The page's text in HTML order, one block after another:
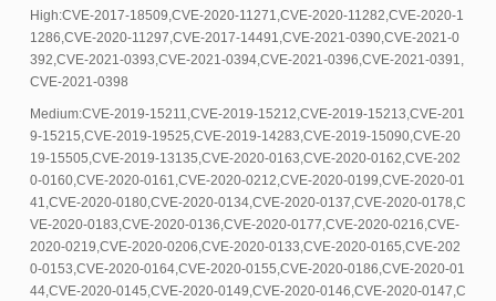
High:CVE-2017-18509,CVE-2020-11271,CVE-2020-11282,CVE-2020-1
1286,CVE-2020-11297,CVE-2017-14491,CVE-2021-0390,CVE-2021-0
392,CVE-2021-0393,CVE-2021-0394,CVE-2021-0396,CVE-2021-0391,
CVE-2021-0398
Medium:CVE-2019-15211,CVE-2019-15212,CVE-2019-15213,CVE-201
9-15215,CVE-2019-19525,CVE-2019-14283,CVE-2019-15090,CVE-20
19-15505,CVE-2019-13135,CVE-2020-0163,CVE-2020-0162,CVE-202
0-0160,CVE-2020-0161,CVE-2020-0212,CVE-2020-0199,CVE-2020-01
41,CVE-2020-0180,CVE-2020-0134,CVE-2020-0137,CVE-2020-0178,C
VE-2020-0183,CVE-2020-0136,CVE-2020-0177,CVE-2020-0216,CVE-
2020-0219,CVE-2020-0206,CVE-2020-0133,CVE-2020-0165,CVE-202
0-0153,CVE-2020-0164,CVE-2020-0155,CVE-2020-0186,CVE-2020-01
44,CVE-2020-0145,CVE-2020-0149,CVE-2020-0146,CVE-2020-0147,C